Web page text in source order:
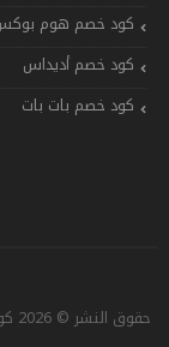
كود خصم هوم
كود خصم أديداس
كود خصم بات بات
حقوق النشر © 2026 كوبون جديد. جميع الحقوق محفوظة. تصميم